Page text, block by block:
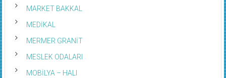
MARKET BAKKAL
MEDİKAL
MERMER GRANİT
MESLEK ODALARI
MOBİLYA – HALI